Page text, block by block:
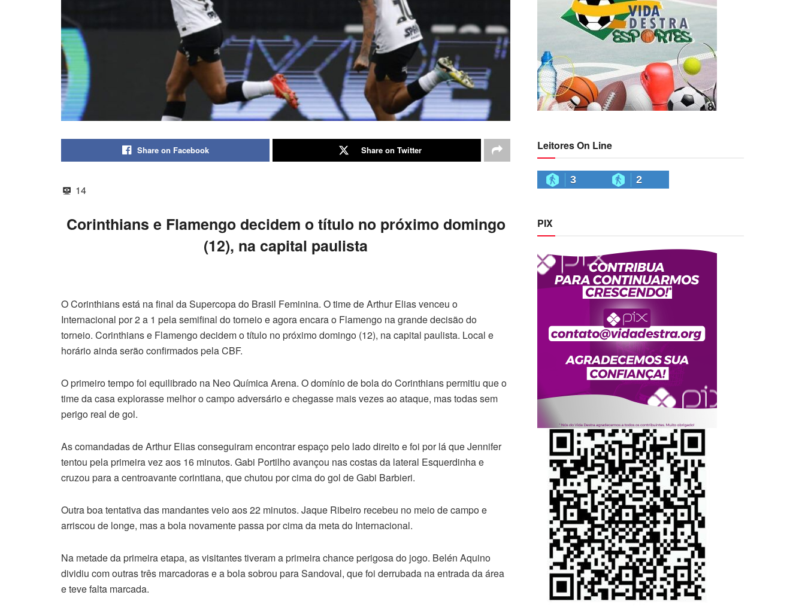
Share on Facebook Share on Twitter
14
Corinthians e Flamengo decidem o título no próximo domingo
(12), na capital paulista
O Corinthians está na final da Supercopa do Brasil Feminina. O time de Arthur Elias venceu o
Internacional por 2 a 1 pela semifinal do torneio e agora encara o Flamengo na grande decisão do
torneio. Corinthians e Flamengo decidem o título no próximo domingo (12), na capital paulista. Local e
horário ainda serão confirmados pela CBF.
O primeiro tempo foi equilibrado na Neo Química Arena. O domínio de bola do Corinthians permitiu que o
time da casa explorasse melhor o campo adversário e chegasse mais vezes ao ataque, mas todas sem
perigo real de gol.
As comandadas de Arthur Elias conseguiram encontrar espaço pelo lado direito e foi por lá que Jennifer
tentou pela primeira vez aos 16 minutos. Gabi Portilho avançou nas costas da lateral Esquerdinha e
cruzou para a centroavante corintiana, que chutou por cima do gol de Gabi Barbieri.
Outra boa tentativa das mandantes veio aos 22 minutos. Jaque Ribeiro recebeu no meio de campo e
arriscou de longe, mas a bola novamente passa por cima da meta do Internacional.
Na metade da primeira etapa, as visitantes tiveram a primeira chance perigosa do jogo. Belén Aquino
dividiu com outras três marcadoras e a bola sobrou para Sandoval, que foi derrubada na entrada da área
e teve falta marcada.
Leitores On Line
3 2
PIX